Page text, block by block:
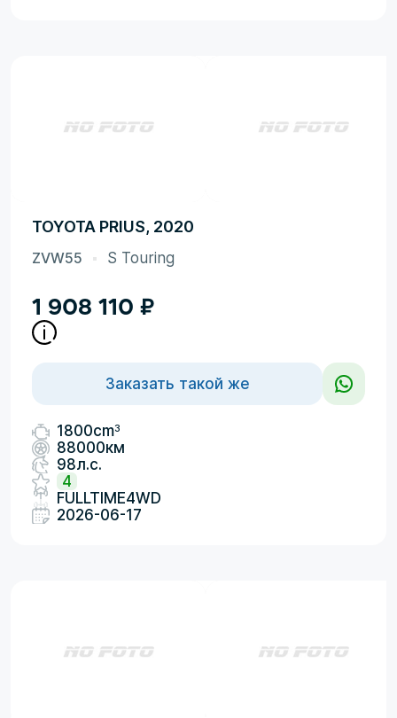
TOYOTA PRIUS, 2020
ZVW55 S Touring
1 908 110 ₽
Заказать такой же
1800cm3
88000км
98л.с.
4
FULLTIME4WD
2026-06-17